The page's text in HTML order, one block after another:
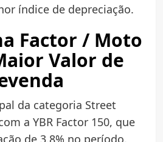
índice de depreciação.
Factor / Moto
Valor de
da categoria Street
a YBR Factor 150, que
de 3,8% no período.